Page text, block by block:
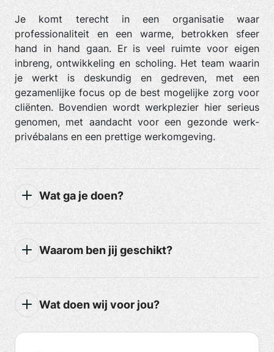
Je komt terecht in een organisatie waar
professionaliteit en een warme, betrokken sfeer
hand in hand gaan. Er is veel ruimte voor eigen
inbreng, ontwikkeling en scholing. Het team waarin
je werkt is deskundig en gedreven, met een
gezamenlijke focus op de best mogelijke zorg voor
cliënten. Bovendien wordt werkplezier hier serieus
genomen, met aandacht voor een gezonde werk-
privébalans en een prettige werkomgeving.
Wat ga je doen?
Waarom ben jij geschikt?
Wat doen wij voor jou?